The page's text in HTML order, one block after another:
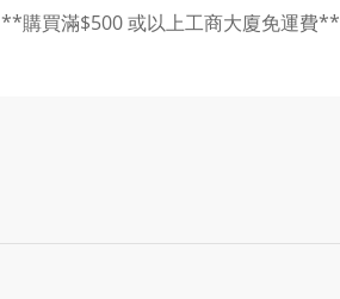
**購買滿$500 或以上工商大廈免運費**